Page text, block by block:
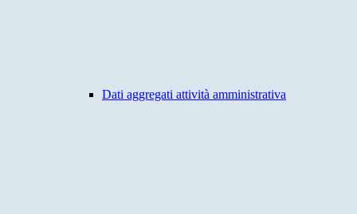
Dati aggregati attività amministrativa